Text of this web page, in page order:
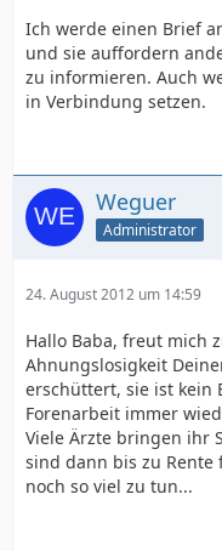
Ich werde einen Brief
und sie auffordern
zu informieren. Auch
in Verbindung setzen.
Weguer
Administrator
24. August 2012 um 14:59
Hallo Baba, freut mich
Ahnungslosigkeit
erschüttert, sie ist kein
Forenarbeit immer
Viele Ärzte bringen ihr
sind dann bis zu
noch so viel zu tun...